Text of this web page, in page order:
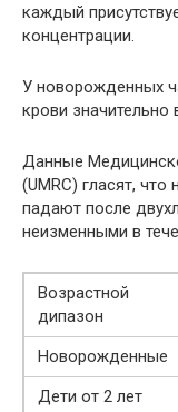
каждый
концентрации.
У новорожденных
крови
Данные
(UMRC) гласят,
падают после
неизменными в
Возрастной
дипазон
Новорожденные
Дети от 2 лет